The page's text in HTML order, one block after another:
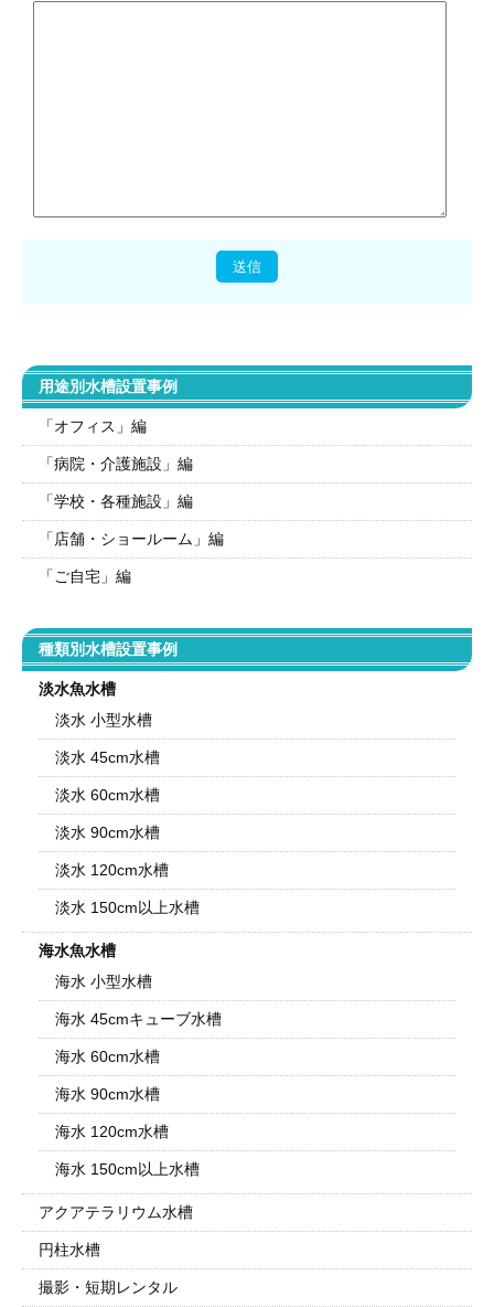
用途別水槽設置事例
「オフィス」編
「病院・介護施設」編
「学校・各種施設」編
「店舗・ショールーム」編
「ご自宅」編
種類別水槽設置事例
淡水魚水槽
淡水 小型水槽
淡水 45cm水槽
淡水 60cm水槽
淡水 90cm水槽
淡水 120cm水槽
淡水 150cm以上水槽
海水魚水槽
海水 小型水槽
海水 45cmキューブ水槽
海水 60cm水槽
海水 90cm水槽
海水 120cm水槽
海水 150cm以上水槽
アクアテラリウム水槽
円柱水槽
撮影・短期レンタル